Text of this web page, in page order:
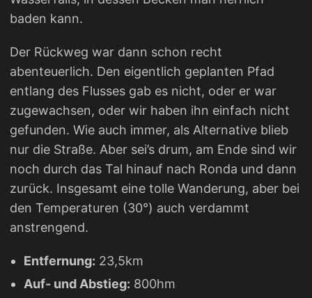
baden kann.
Der Rückweg war dann schon recht
abenteuerlich. Den eigentlich geplanten Pfad
entlang des Flusses gab es nicht, oder er war
zugewachsen, oder wir haben ihn einfach nicht
gefunden. Wie auch immer, als Alternative blieb
nur die Straße. Aber sei’s drum, am Ende sind wir
noch durch das Tal hinauf nach Ronda und dann
zurück. Insgesamt eine tolle Wanderung, aber bei
den Temperaturen (30°) auch verdammt
anstrengend.
Entfernung: 23,5km
Auf- und Abstieg: 800hm